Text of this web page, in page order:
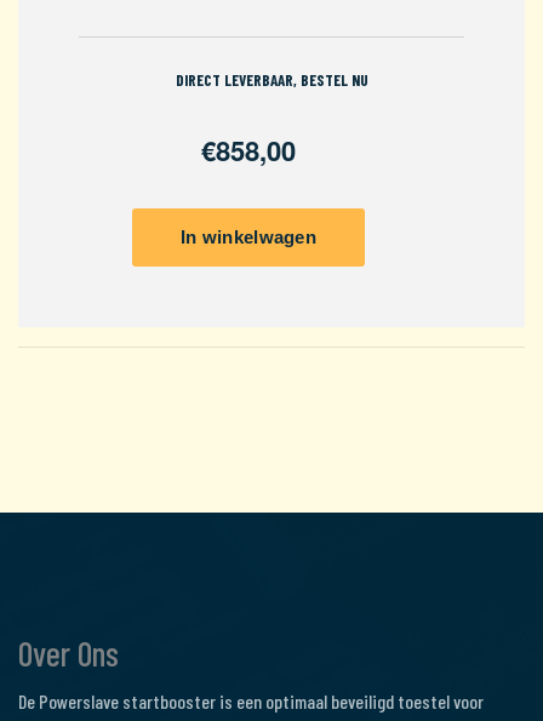
DIRECT LEVERBAAR, BESTEL NU
Over Ons
De Powerslave startbooster is een optimaal beveiligd toestel voor